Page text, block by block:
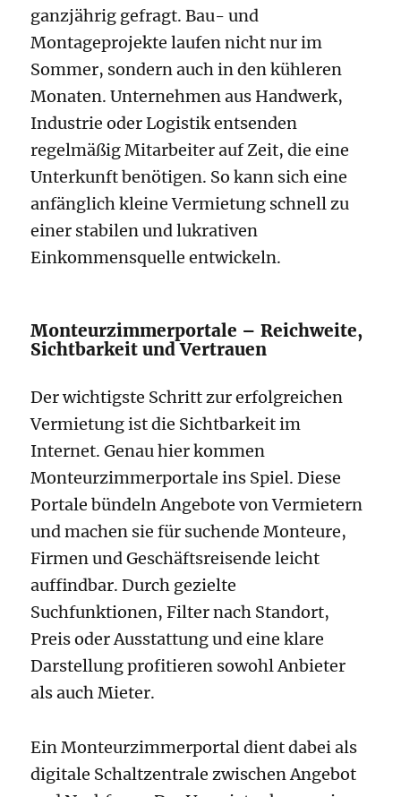
ganzjährig gefragt. Bau- und
Montageprojekte laufen nicht nur im
Sommer, sondern auch in den kühleren
Monaten. Unternehmen aus Handwerk,
Industrie oder Logistik entsenden
regelmäßig Mitarbeiter auf Zeit, die eine
Unterkunft benötigen. So kann sich eine
anfänglich kleine Vermietung schnell zu
einer stabilen und lukrativen
Einkommensquelle entwickeln.
Monteurzimmerportale – Reichweite,
Sichtbarkeit und Vertrauen
Der wichtigste Schritt zur erfolgreichen
Vermietung ist die Sichtbarkeit im
Internet. Genau hier kommen
Monteurzimmerportale ins Spiel. Diese
Portale bündeln Angebote von Vermietern
und machen sie für suchende Monteure,
Firmen und Geschäftsreisende leicht
auffindbar. Durch gezielte
Suchfunktionen, Filter nach Standort,
Preis oder Ausstattung und eine klare
Darstellung profitieren sowohl Anbieter
als auch Mieter.
Ein Monteurzimmerportal dient dabei als
digitale Schaltzentrale zwischen Angebot